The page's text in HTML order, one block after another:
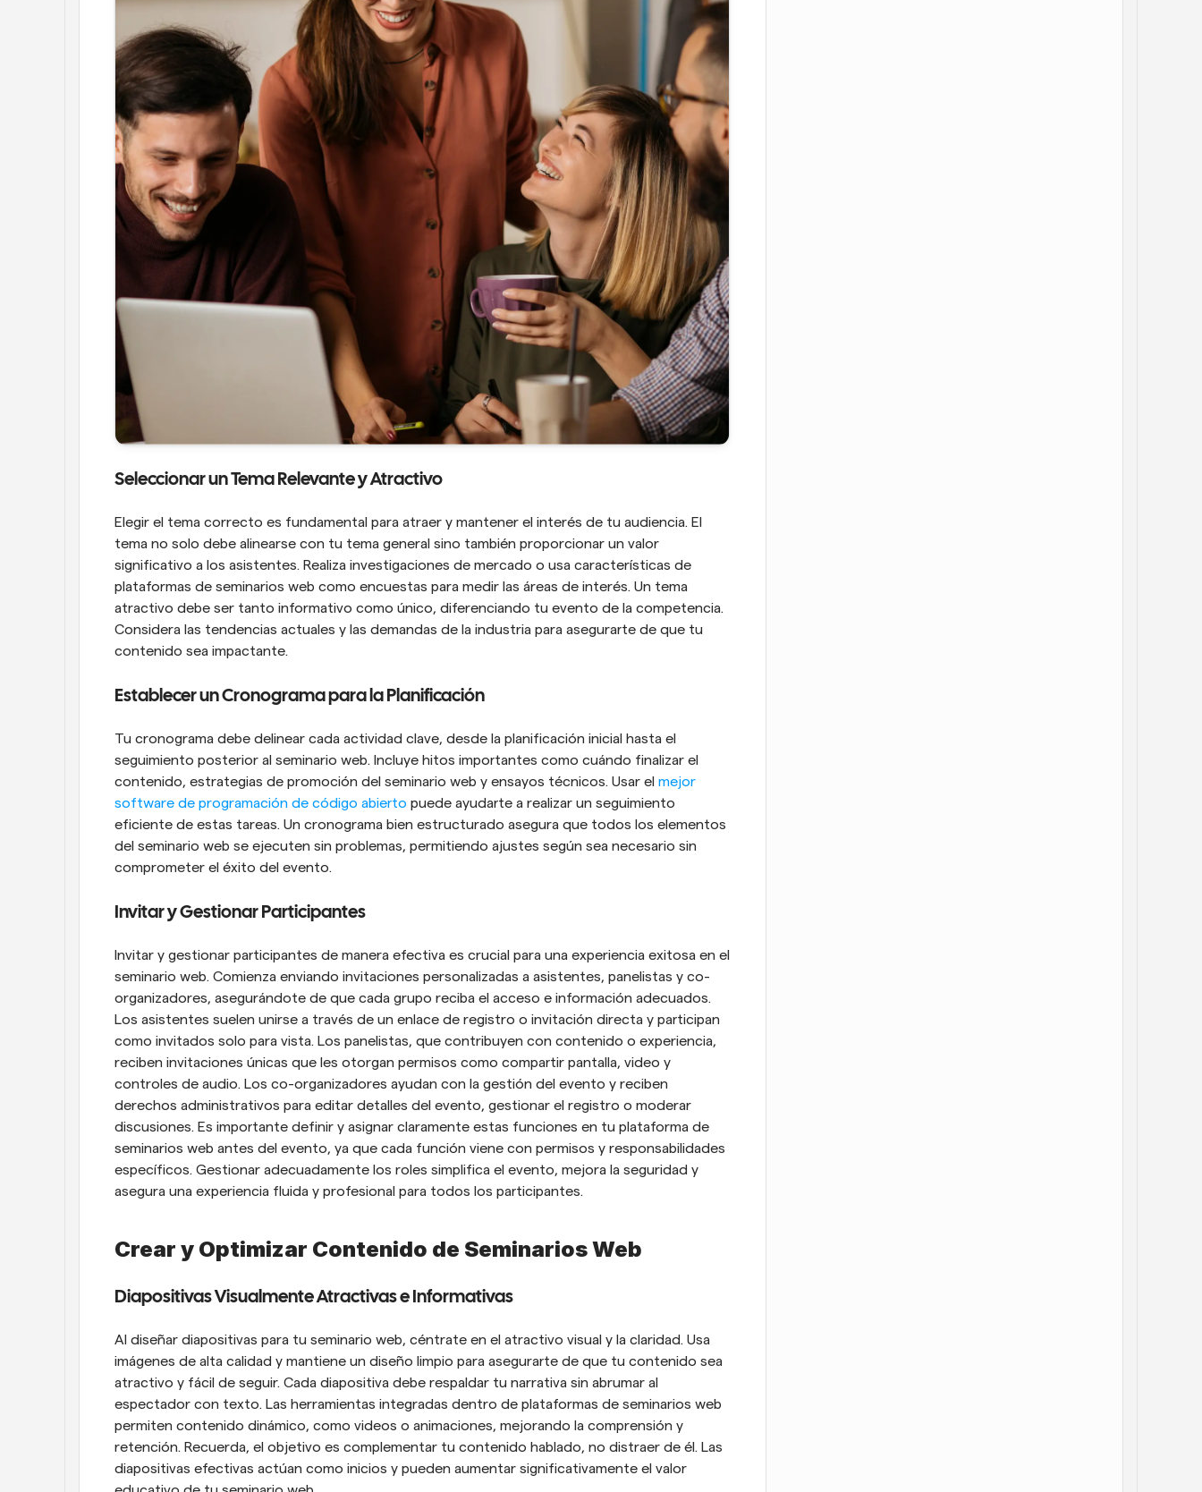
Seleccionar un Tema Relevante y Atractivo
Elegir el tema correcto es fundamental para atraer y mantener el interés de tu audiencia. El
tema no solo debe alinearse con tu tema general sino también proporcionar un valor
significativo a los asistentes. Realiza investigaciones de mercado o usa características de
plataformas de seminarios web como encuestas para medir las áreas de interés. Un tema
atractivo debe ser tanto informativo como único, diferenciando tu evento de la competencia.
Considera las tendencias actuales y las demandas de la industria para asegurarte de que tu
contenido sea impactante.
Establecer un Cronograma para la Planificación
Tu cronograma debe delinear cada actividad clave, desde la planificación inicial hasta el
seguimiento posterior al seminario web. Incluye hitos importantes como cuándo finalizar el
contenido, estrategias de promoción del seminario web y ensayos técnicos. Usar el mejor
software de programación de código abierto puede ayudarte a realizar un seguimiento
eficiente de estas tareas. Un cronograma bien estructurado asegura que todos los elementos
del seminario web se ejecuten sin problemas, permitiendo ajustes según sea necesario sin
comprometer el éxito del evento.
Invitar y Gestionar Participantes
Invitar y gestionar participantes de manera efectiva es crucial para una experiencia exitosa en el
seminario web. Comienza enviando invitaciones personalizadas a asistentes, panelistas y co-
organizadores, asegurándote de que cada grupo reciba el acceso e información adecuados.
Los asistentes suelen unirse a través de un enlace de registro o invitación directa y participan
como invitados solo para vista. Los panelistas, que contribuyen con contenido o experiencia,
reciben invitaciones únicas que les otorgan permisos como compartir pantalla, video y
controles de audio. Los co-organizadores ayudan con la gestión del evento y reciben
derechos administrativos para editar detalles del evento, gestionar el registro o moderar
discusiones. Es importante definir y asignar claramente estas funciones en tu plataforma de
seminarios web antes del evento, ya que cada función viene con permisos y responsabilidades
específicos. Gestionar adecuadamente los roles simplifica el evento, mejora la seguridad y
asegura una experiencia fluida y profesional para todos los participantes.
Crear y Optimizar Contenido de Seminarios Web
Diapositivas Visualmente Atractivas e Informativas
Al diseñar diapositivas para tu seminario web, céntrate en el atractivo visual y la claridad. Usa
imágenes de alta calidad y mantiene un diseño limpio para asegurarte de que tu contenido sea
atractivo y fácil de seguir. Cada diapositiva debe respaldar tu narrativa sin abrumar al
espectador con texto. Las herramientas integradas dentro de plataformas de seminarios web
permiten contenido dinámico, como videos o animaciones, mejorando la comprensión y
retención. Recuerda, el objetivo es complementar tu contenido hablado, no distraer de él. Las
diapositivas efectivas actúan como inicios y pueden aumentar significativamente el valor